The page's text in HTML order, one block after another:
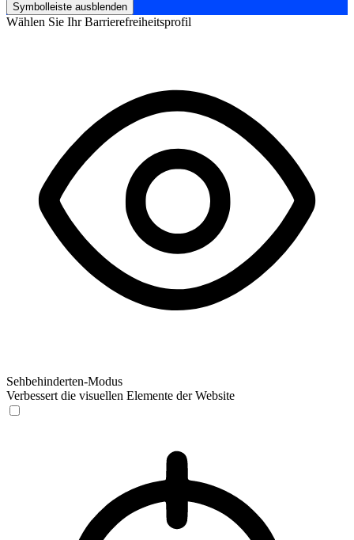
Symbolleiste ausblenden
Wählen Sie Ihr Barrierefreiheitsprofil
Sehbehinderten-Modus
Verbessert die visuellen Elemente der Website